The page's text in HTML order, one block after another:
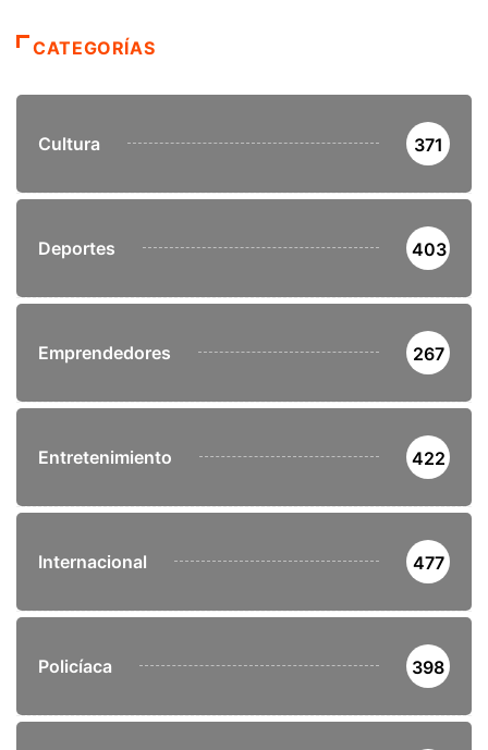
CATEGORÍAS
Cultura 371
Deportes 403
Emprendedores 267
Entretenimiento 422
Internacional 477
Policíaca 398